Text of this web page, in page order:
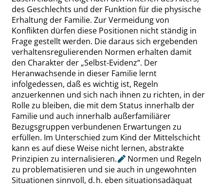
des Geschlechts und der Funktion für die physische
Erhaltung der Familie. Zur Vermeidung von
Konflikten dürfen diese Positionen nicht ständig in
Frage gestellt werden. Die daraus sich ergebenden
verhaltensregulierenden Normen erhalten damit
den Charakter der „Selbst-Evidenz“. Der
Heranwachsende in dieser Familie lernt
infolgedessen, daß es wichtig ist, Regeln
anzuerkennen und sich nach ihnen zu richten, in der
Rolle zu bleiben, die mit dem Status innerhalb der
Familie und auch innerhalb außerfamiliärer
Bezugsgruppen verbundenen Erwartungen zu
erfüllen. Im Unterschied zum Kind der Mittelschicht
kann es auf diese Weise nicht lernen, abstrakte
Prinzipien zu internalisieren.
Normen und Regeln
zu problematisieren und sie auch in ungewohnten
Situationen sinnvoll, d. h. eben situationsadäquat